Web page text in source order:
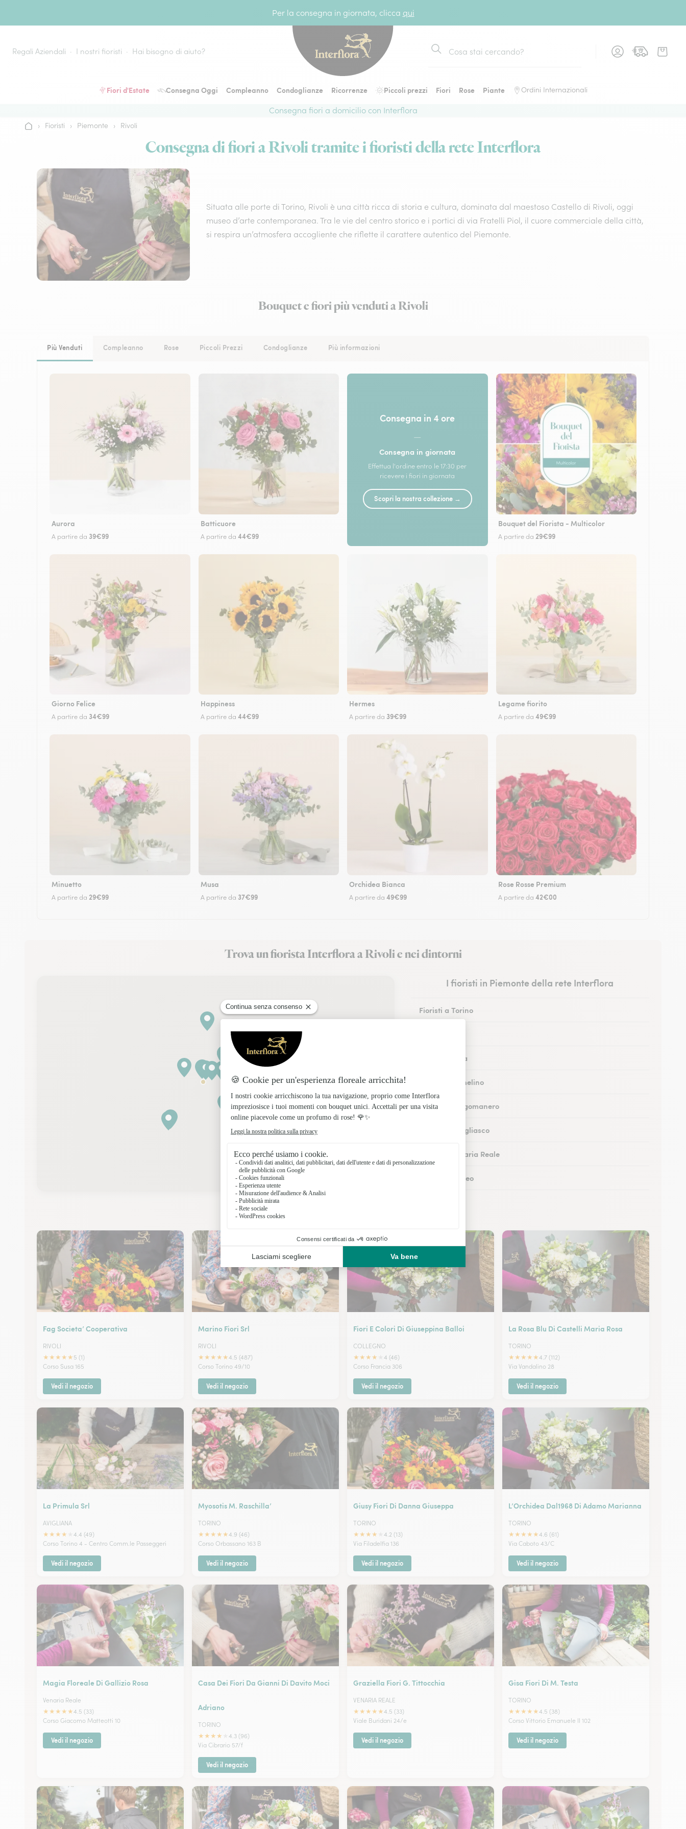
Per la consegna in giornata, clicca qui
Regali Aziendali I nostri fioristi Hai bisogno di aiuto?
Cerca
Fiori d'Estate Consegna Oggi Compleanno Condoglianze Ricorrenze Piccoli prezzi Fiori Rose Piante Ordini Internazionali
Consegna fiori a domicilio con Interflora
Home› Fioristi › Piemonte › Rivoli
Consegna di fiori a Rivoli tramite i fioristi della rete Interflora
Situata alle porte di Torino, Rivoli è una città ricca di storia e cultura, dominata dal maestoso Castello di Rivoli, oggi
museo d’arte contemporanea. Tra le vie del centro storico e i portici di via Fratelli Piol, il cuore commerciale della città,
si respira un’atmosfera accogliente che riflette il carattere autentico del Piemonte.
Bouquet e fiori più venduti a Rivoli
Più Venduti Compleanno Rose Piccoli Prezzi Condoglianze Più informazioni
Aurora
A partire da 39€99
Batticuore
A partire da 44€99
Consegna in 4 ore
—
Consegna in giornata
Effettua l'ordine entro le 17:30 per
ricevere i fiori in giornata
Scopri la nostra collezione →
Bouquet del Fiorista - Multicolor
A partire da 29€99
Giorno Felice
A partire da 34€99
Happiness
A partire da 44€99
Hermes
A partire da 39€99
Legame fiorito
A partire da 49€99
Minuetto
A partire da 29€99
Musa
A partire da 37€99
Orchidea Bianca
A partire da 49€99
Rose Rosse Premium
A partire da 42€00
Trova un fiorista Interflora a Rivoli e nei dintorni
I fioristi in Piemonte della rete Interflora
Fioristi a Torino
Fioristi a Alba
Fioristi a Nichelino
Fioristi a Borgomanero
Fioristi a Grugliasco
Fioristi a Venaria Reale
Fioristi a Cuneo
Fag Societa’ Cooperativa
RIVOLI
★★★★★ 5 (1)
Corso Susa 165
Vedi il negozio
Marino Fiori Srl
RIVOLI
★★★★★4.5 (487)
Corso Torino 49/10
Vedi il negozio
Fiori E Colori Di Giuseppina Balloi
COLLEGNO
★★★★
4 (46)
Corso Francia 306
Vedi il negozio
La Rosa Blu Di Castelli Maria Rosa
TORINO
★★★★★4.7 (112)
Via Vandalino 28
Vedi il negozio
La Primula Srl
AVIGLIANA
★★★★
4.4 (49)
Corso Torino 4 - Centro Comm.le Passeggeri
Vedi il negozio
Myosotis M. Raschilla’
TORINO
★★★★★4.9 (46)
Corso Orbassano 163 B
Vedi il negozio
Giusy Fiori Di Danna Giuseppa
TORINO
★★★★
4.2 (13)
Via Filadelfia 136
Vedi il negozio
L’Orchidea Dal1968 Di Adamo Marianna
TORINO
★★★★★4.6 (61)
Via Caboto 43/C
Vedi il negozio
Magia Floreale Di Gallizio Rosa
Venaria Reale
★★★★★4.5 (33)
Corso Giacomo Matteotti 10
Vedi il negozio
Casa Dei Fiori Da Gianni Di Davito Moci
Adriano
TORINO
★★★★
4.3 (96)
Via Cibrario 57/f
Vedi il negozio
Graziella Fiori G. Tittocchia
VENARIA REALE
★★★★★4.5 (33)
Viale Buridani 24/e
Vedi il negozio
Gisa Fiori Di M. Testa
TORINO
★★★★★4.5 (38)
Corso Vittorio Emanuele II 102
Vedi il negozio